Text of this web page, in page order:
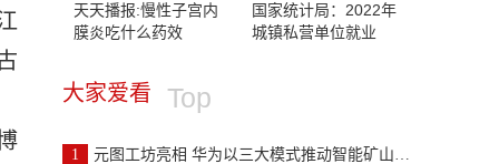
天天播报:慢性子宫内
膜炎吃什么药效
国家统计局：2022年
城镇私营单位就业
大家爱看 Top
1 元图工坊亮相 华为以三大模式推动智能矿山生态发展